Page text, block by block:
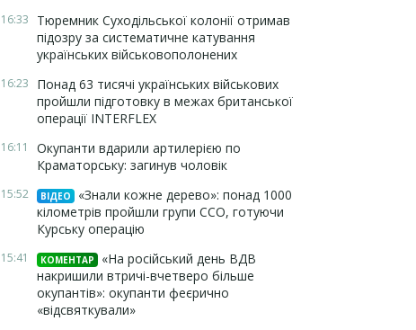
16:33
Тюремник Суходільської колонії отримав
підозру за систематичне катування
українських військовополонених
16:23
Понад 63 тисячі українських військових
пройшли підготовку в межах британської
операції INTERFLEX
16:11
Окупанти вдарили артилерією по
Краматорську: загинув чоловік
15:52 ВІДЕО
«Знали кожне дерево»: понад 1000
кілометрів пройшли групи ССО, готуючи
Курську операцію
15:41 КОМЕНТАР
«На російський день ВДВ
накришили втричі-вчетверо більше
окупантів»: окупанти феєрично
«відсвяткували»